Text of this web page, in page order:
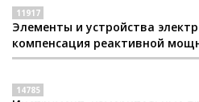
11917
Элементы и устройства
компенсация реактивной
14785